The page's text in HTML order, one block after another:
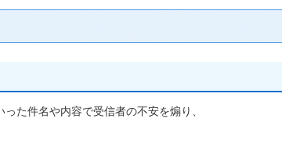
た件名や内容で受信者の不安を煽り、